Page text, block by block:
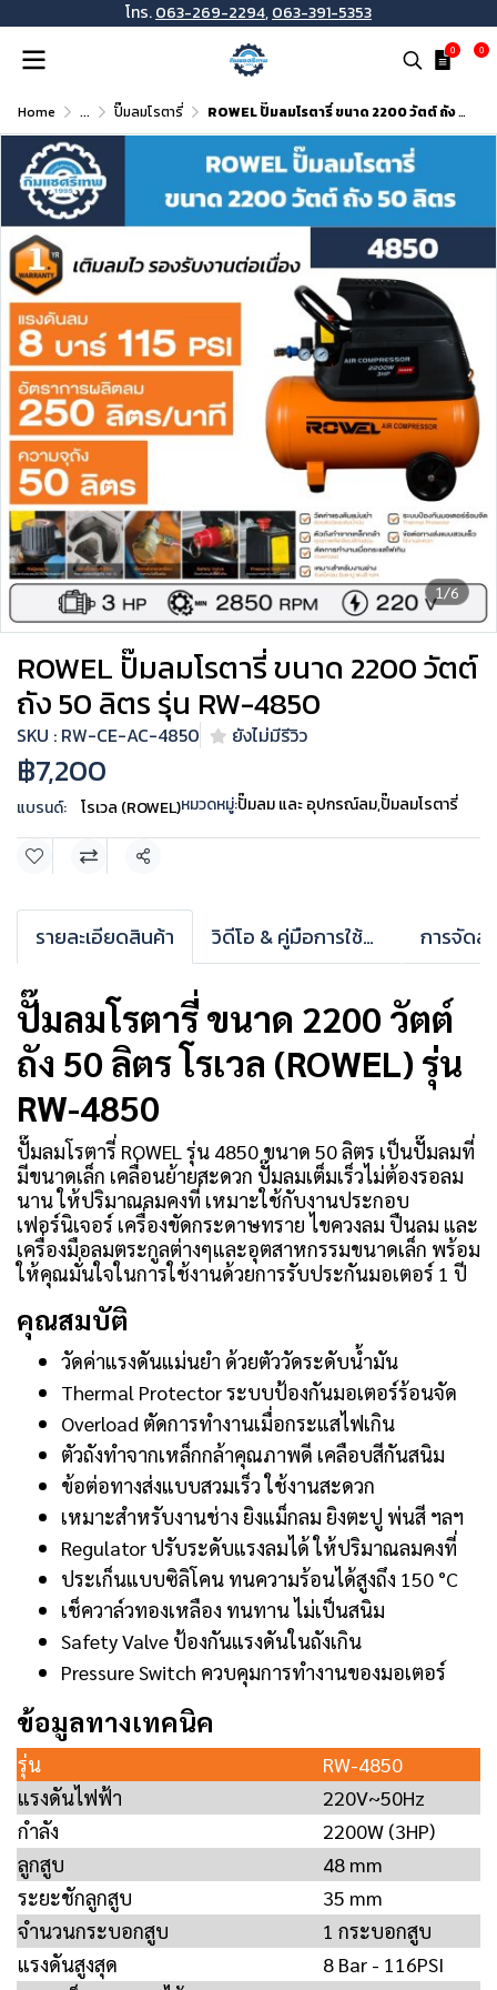
โทร.063-269-2294,063-391-5353
0 0
Home ... ปั๊มลมโรตารี่ ROWEL ปั๊มลมโรตารี่ ขนาด 2200 วัตต์ ถัง 50 ลิตร รุ่น RW-4850
1/6
ROWEL ปั๊มลมโรตารี่ ขนาด 2200 วัตต์
ถัง 50 ลิตร รุ่น RW-4850
SKU : RW-CE-AC-4850 ยังไม่มีรีวิว
฿7,200
แบรนด์: โรเวล (ROWEL)หมวดหมู่:ปั๊มลม และ อุปกรณ์ลม,ปั๊มลมโรตารี่
แชร์
รายละเอียดสินค้า วิดีโอ & คู่มือการใช้งาน การจัดส่
ปั๊มลมโรตารี่ ขนาด 2200 วัตต์
ถัง 50 ลิตร โรเวล (ROWEL) รุ่น
RW-4850
ปั๊มลมโรตารี่ ROWEL รุ่น 4850 ขนาด 50 ลิตร เป็นปั๊มลมที่
มีขนาดเล็ก เคลื่อนย้ายสะดวก ปั๊มลมเต็มเร็วไม่ต้องรอลม
นาน ให้ปริมาณลมคงที่ เหมาะใช้กับงานประกอบ
เฟอร์นิเจอร์ เครื่องขัดกระดาษทราย ไขควงลม ปืนลม และ
เครื่องมือลมตระกูลต่างๆและอุตสาหกรรมขนาดเล็ก พร้อม
ให้คุณมั่นใจในการใช้งานด้วยการรับประกันมอเตอร์ 1 ปี
คุณสมบัติ
วัดค่าแรงดันแม่นยำ ด้วยตัววัดระดับน้ำมัน
Thermal Protector ระบบป้องกันมอเตอร์ร้อนจัด
Overload ตัดการทำงานเมื่อกระแสไฟเกิน
ตัวถังทำจากเหล็กกล้าคุณภาพดี เคลือบสีกันสนิม
ข้อต่อทางส่งแบบสวมเร็ว ใช้งานสะดวก
เหมาะสำหรับงานช่าง ยิงแม็กลม ยิงตะปู พ่นสี ฯลฯ
Regulator ปรับระดับแรงลมได้ ให้ปริมาณลมคงที่
ประเก็นแบบซิลิโคน ทนความร้อนได้สูงถึง 150 °C
เช็ควาล์วทองเหลือง ทนทาน ไม่เป็นสนิม
Safety Valve ป้องกันแรงดันในถังเกิน
Pressure Switch ควบคุมการทำงานของมอเตอร์
ข้อมูลทางเทคนิค
รุ่น
RW-4850
แรงดันไฟฟ้า
220V~50Hz
กำลัง
2200W (3HP)
ลูกสูบ
48 mm
ระยะชักลูกสูบ
35 mm
จำนวนกระบอกสูบ
1 กระบอกสูบ
แรงดันสูงสุด
8 Bar - 116PSI